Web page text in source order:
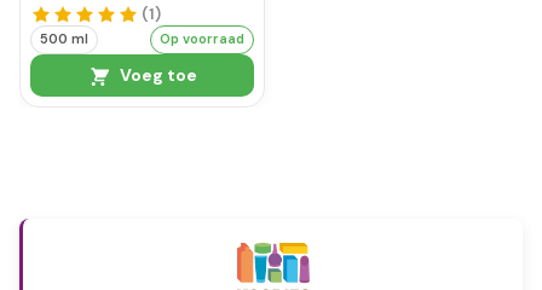
(1)
500 ml Op voorraad
Voeg toe